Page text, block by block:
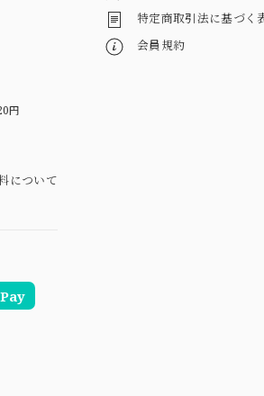
円
について
特定商取引法に基づく
会員規約